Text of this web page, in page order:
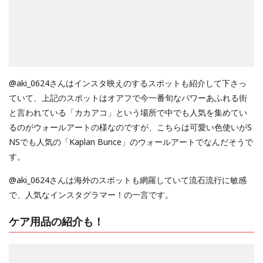
@aki_0624さんはインスタ映えのするスポットも紹介して下さっ
ていて、上記のスポットはオアフで今一番旬なパワーあふれる街
と言われている「カカアコ」という場所で中でも人気を集めてい
るのがウォールアートの様なのですが、こちらは可愛い色使いがS
NSでも人気の「Kaplan Bunce」のウォールアートでなんだそうで
す。
@aki_0624さんは海外のスポットも網羅していて流石流行に敏感
で、人気なインスタグラマー！の一言です。
ケア用品の紹介も！